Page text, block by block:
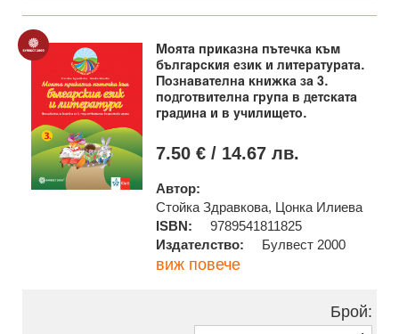
Моята приказна пътечка към
българския език и литературата.
Познавателна книжка за 3.
подготвителна група в детската
градина и в училището.
7.50 € / 14.67 лв.
Автор:
Стойка Здравкова, Цонка Илиева
ISBN:
9789541811825
Издателство:
Булвест 2000
виж повече
Брой: